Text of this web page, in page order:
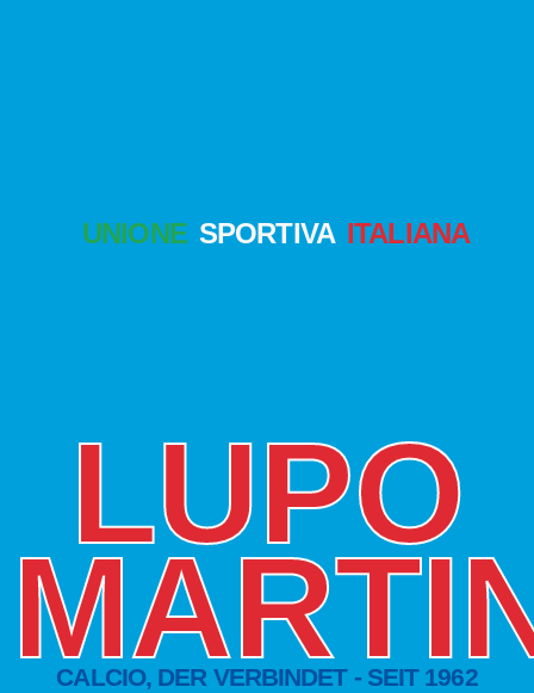
UNIONE SPORTIVA ITALIANA
LUPO
CALCIO, DER VERBINDET - SEIT 1962